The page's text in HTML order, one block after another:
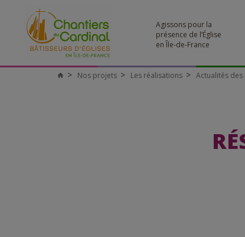
Agissons pour la
présence de l’Église
en Île-de-France
Nos projets Les réalisations Actualités